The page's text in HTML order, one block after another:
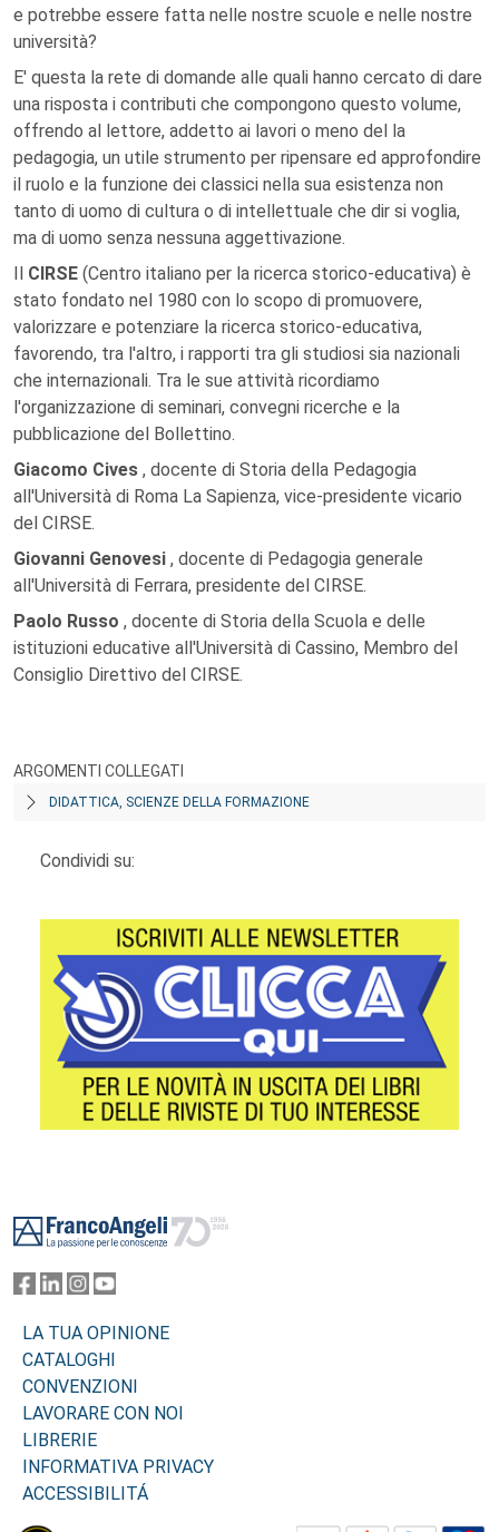
e potrebbe essere fatta nelle nostre scuole e nelle nostre
università?
E' questa la rete di domande alle quali hanno cercato di dare
una risposta i contributi che compongono questo volume,
offrendo al lettore, addetto ai lavori o meno del la
pedagogia, un utile strumento per ripensare ed approfondire
il ruolo e la funzione dei classici nella sua esistenza non
tanto di uomo di cultura o di intellettuale che dir si voglia,
ma di uomo senza nessuna aggettivazione.
Il CIRSE (Centro italiano per la ricerca storico-educativa) è
stato fondato nel 1980 con lo scopo di promuovere,
valorizzare e potenziare la ricerca storico-educativa,
favorendo, tra l'altro, i rapporti tra gli studiosi sia nazionali
che internazionali. Tra le sue attività ricordiamo
l'organizzazione di seminari, convegni ricerche e la
pubblicazione del Bollettino.
Giacomo Cives , docente di Storia della Pedagogia
all'Università di Roma La Sapienza, vice-presidente vicario
del CIRSE.
Giovanni Genovesi , docente di Pedagogia generale
all'Università di Ferrara, presidente del CIRSE.
Paolo Russo , docente di Storia della Scuola e delle
istituzioni educative all'Università di Cassino, Membro del
Consiglio Direttivo del CIRSE.
ARGOMENTI COLLEGATI
DIDATTICA, SCIENZE DELLA FORMAZIONE
Condividi su:
LA TUA OPINIONE
CATALOGHI
CONVENZIONI
LAVORARE CON NOI
LIBRERIE
INFORMATIVA PRIVACY
ACCESSIBILITÁ